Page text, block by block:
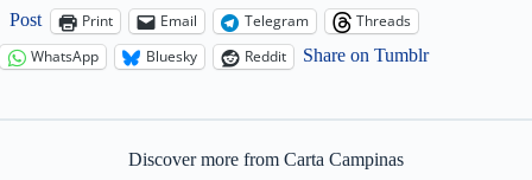
Post Print Email Telegram
Threads
WhatsApp
Bluesky Reddit Share on Tumblr
Discover more from Carta Campinas